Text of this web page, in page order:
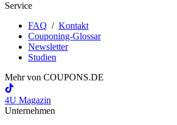
Service
FAQ / Kontakt
Couponing-Glossar
Newsletter
Studien
Mehr von COUPONS.DE
4U Magazin
Unternehmen